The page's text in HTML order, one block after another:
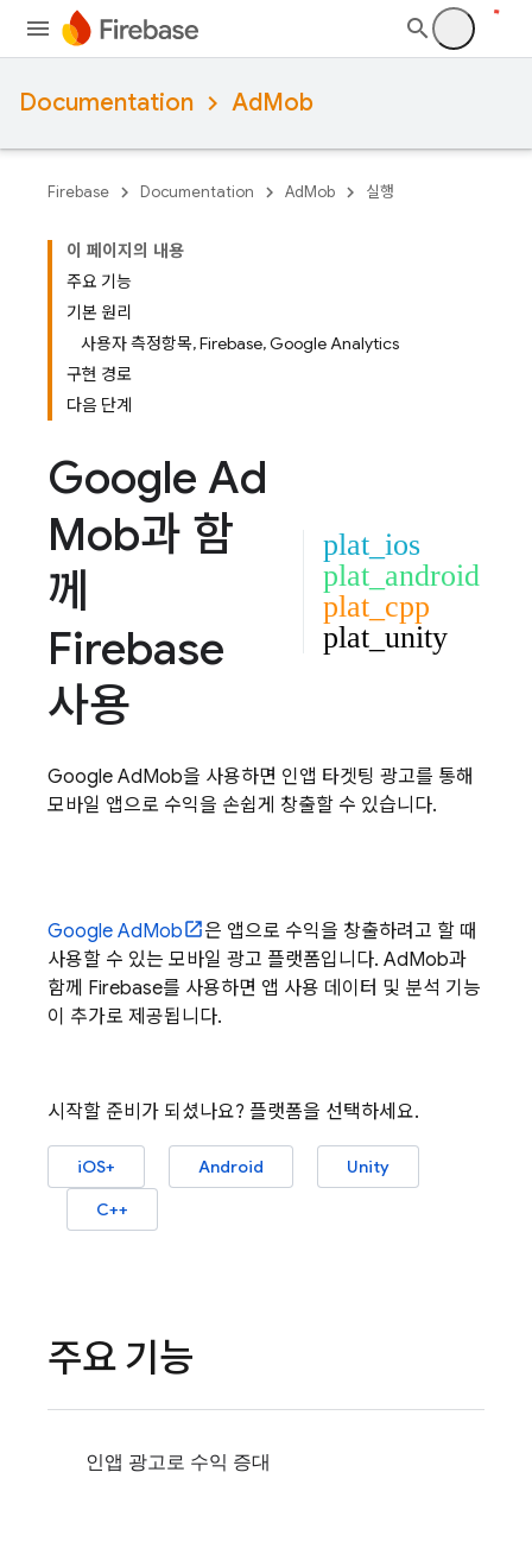
Documentation AdMob
Firebase Documentation AdMob 실행
이 페이지의 내용
주요 기능
기본 원리
사용자 측정항목, Firebase, Google Analytics
구현 경로
다음 단계
Google Ad
Mob과 함
께
Firebase
사용
plat_ios
plat_android
plat_cpp
plat_unity
Google AdMob을 사용하면 인앱 타겟팅 광고를 통해
모바일 앱으로 수익을 손쉽게 창출할 수 있습니다.
Google AdMob
은 앱으로 수익을 창출하려고 할 때
사용할 수 있는 모바일 광고 플랫폼입니다. AdMob과
함께 Firebase를 사용하면 앱 사용 데이터 및 분석 기능
이 추가로 제공됩니다.
시작할 준비가 되셨나요? 플랫폼을 선택하세요.
iOS+ Android
Unity
C++
주요 기능
인앱 광고로 수익 증대